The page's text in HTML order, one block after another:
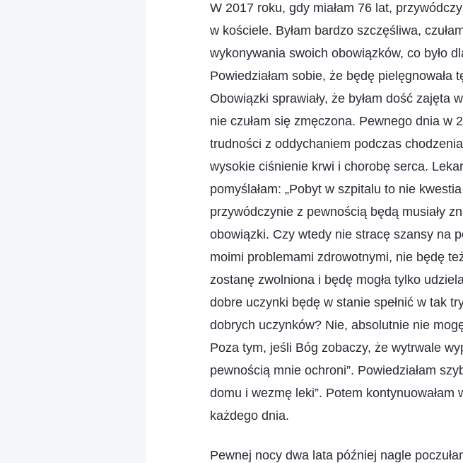
W 2017 roku, gdy miałam 76 lat,
w kościele. Byłam bardzo szczęśliwa,
wykonywania swoich obowiązków, co było
Powiedziałam sobie, że będę
Obowiązki sprawiały, że byłam dość zajęta
nie czułam się zmęczona. Pewnego dnia w
trudności z oddychaniem podczas
wysokie ciśnienie krwi i chorobę serca.
pomyślałam: „Pobyt w szpitalu to nie
przywódczynie z pewnością będą musiały
obowiązki. Czy wtedy nie stracę szansy na
moimi problemami zdrowotnymi, nie będę
zostanę zwolniona i będę mogła tylko
dobre uczynki będę w stanie spełnić w tak
dobrych uczynków? Nie, absolutnie nie
Poza tym, jeśli Bóg zobaczy, że wytrwale
pewnością mnie ochroni”. Powiedziałam
domu i wezmę leki”. Potem
każdego dnia.
Pewnej nocy dwa lata później nagle